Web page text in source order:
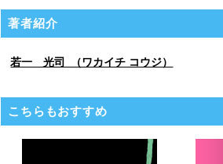
著者紹介
若一 光司 （ワカイチ コウジ）
こちらもおすすめ